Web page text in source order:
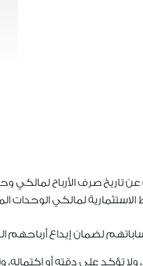
عن تاريخ صرف الأرباح
الاستثمارية لمالكي
لضمان إيداع
ولا تؤكد على دقته أو